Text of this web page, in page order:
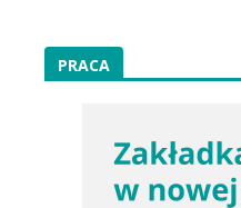
PRACA